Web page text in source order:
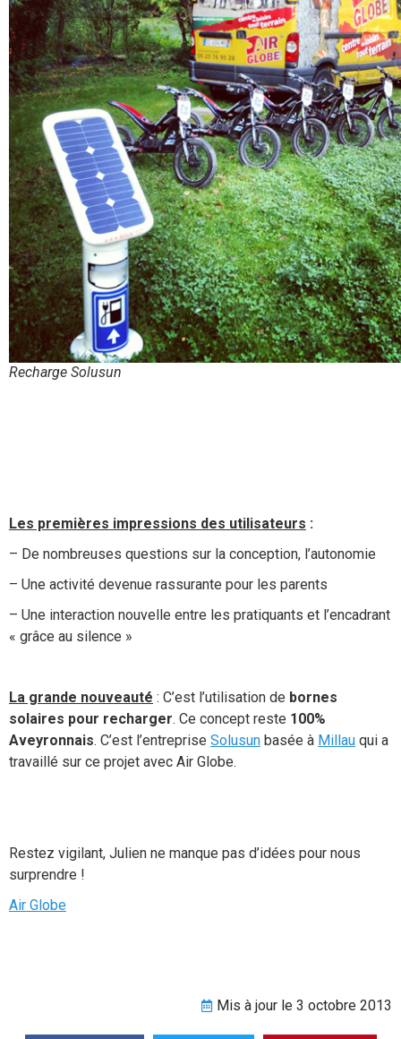
Recharge Solusun
Les premières impressions des utilisateurs :
– De nombreuses questions sur la conception, l’autonomie
– Une activité devenue rassurante pour les parents
– Une interaction nouvelle entre les pratiquants et l’encadrant
« grâce au silence »
La grande nouveauté : C’est l’utilisation de bornes
solaires pour recharger. Ce concept reste 100%
Aveyronnais. C’est l’entreprise Solusun basée à Millau qui a
travaillé sur ce projet avec Air Globe.
Restez vigilant, Julien ne manque pas d’idées pour nous
surprendre !
Air Globe
Mis à jour le 3 octobre 2013